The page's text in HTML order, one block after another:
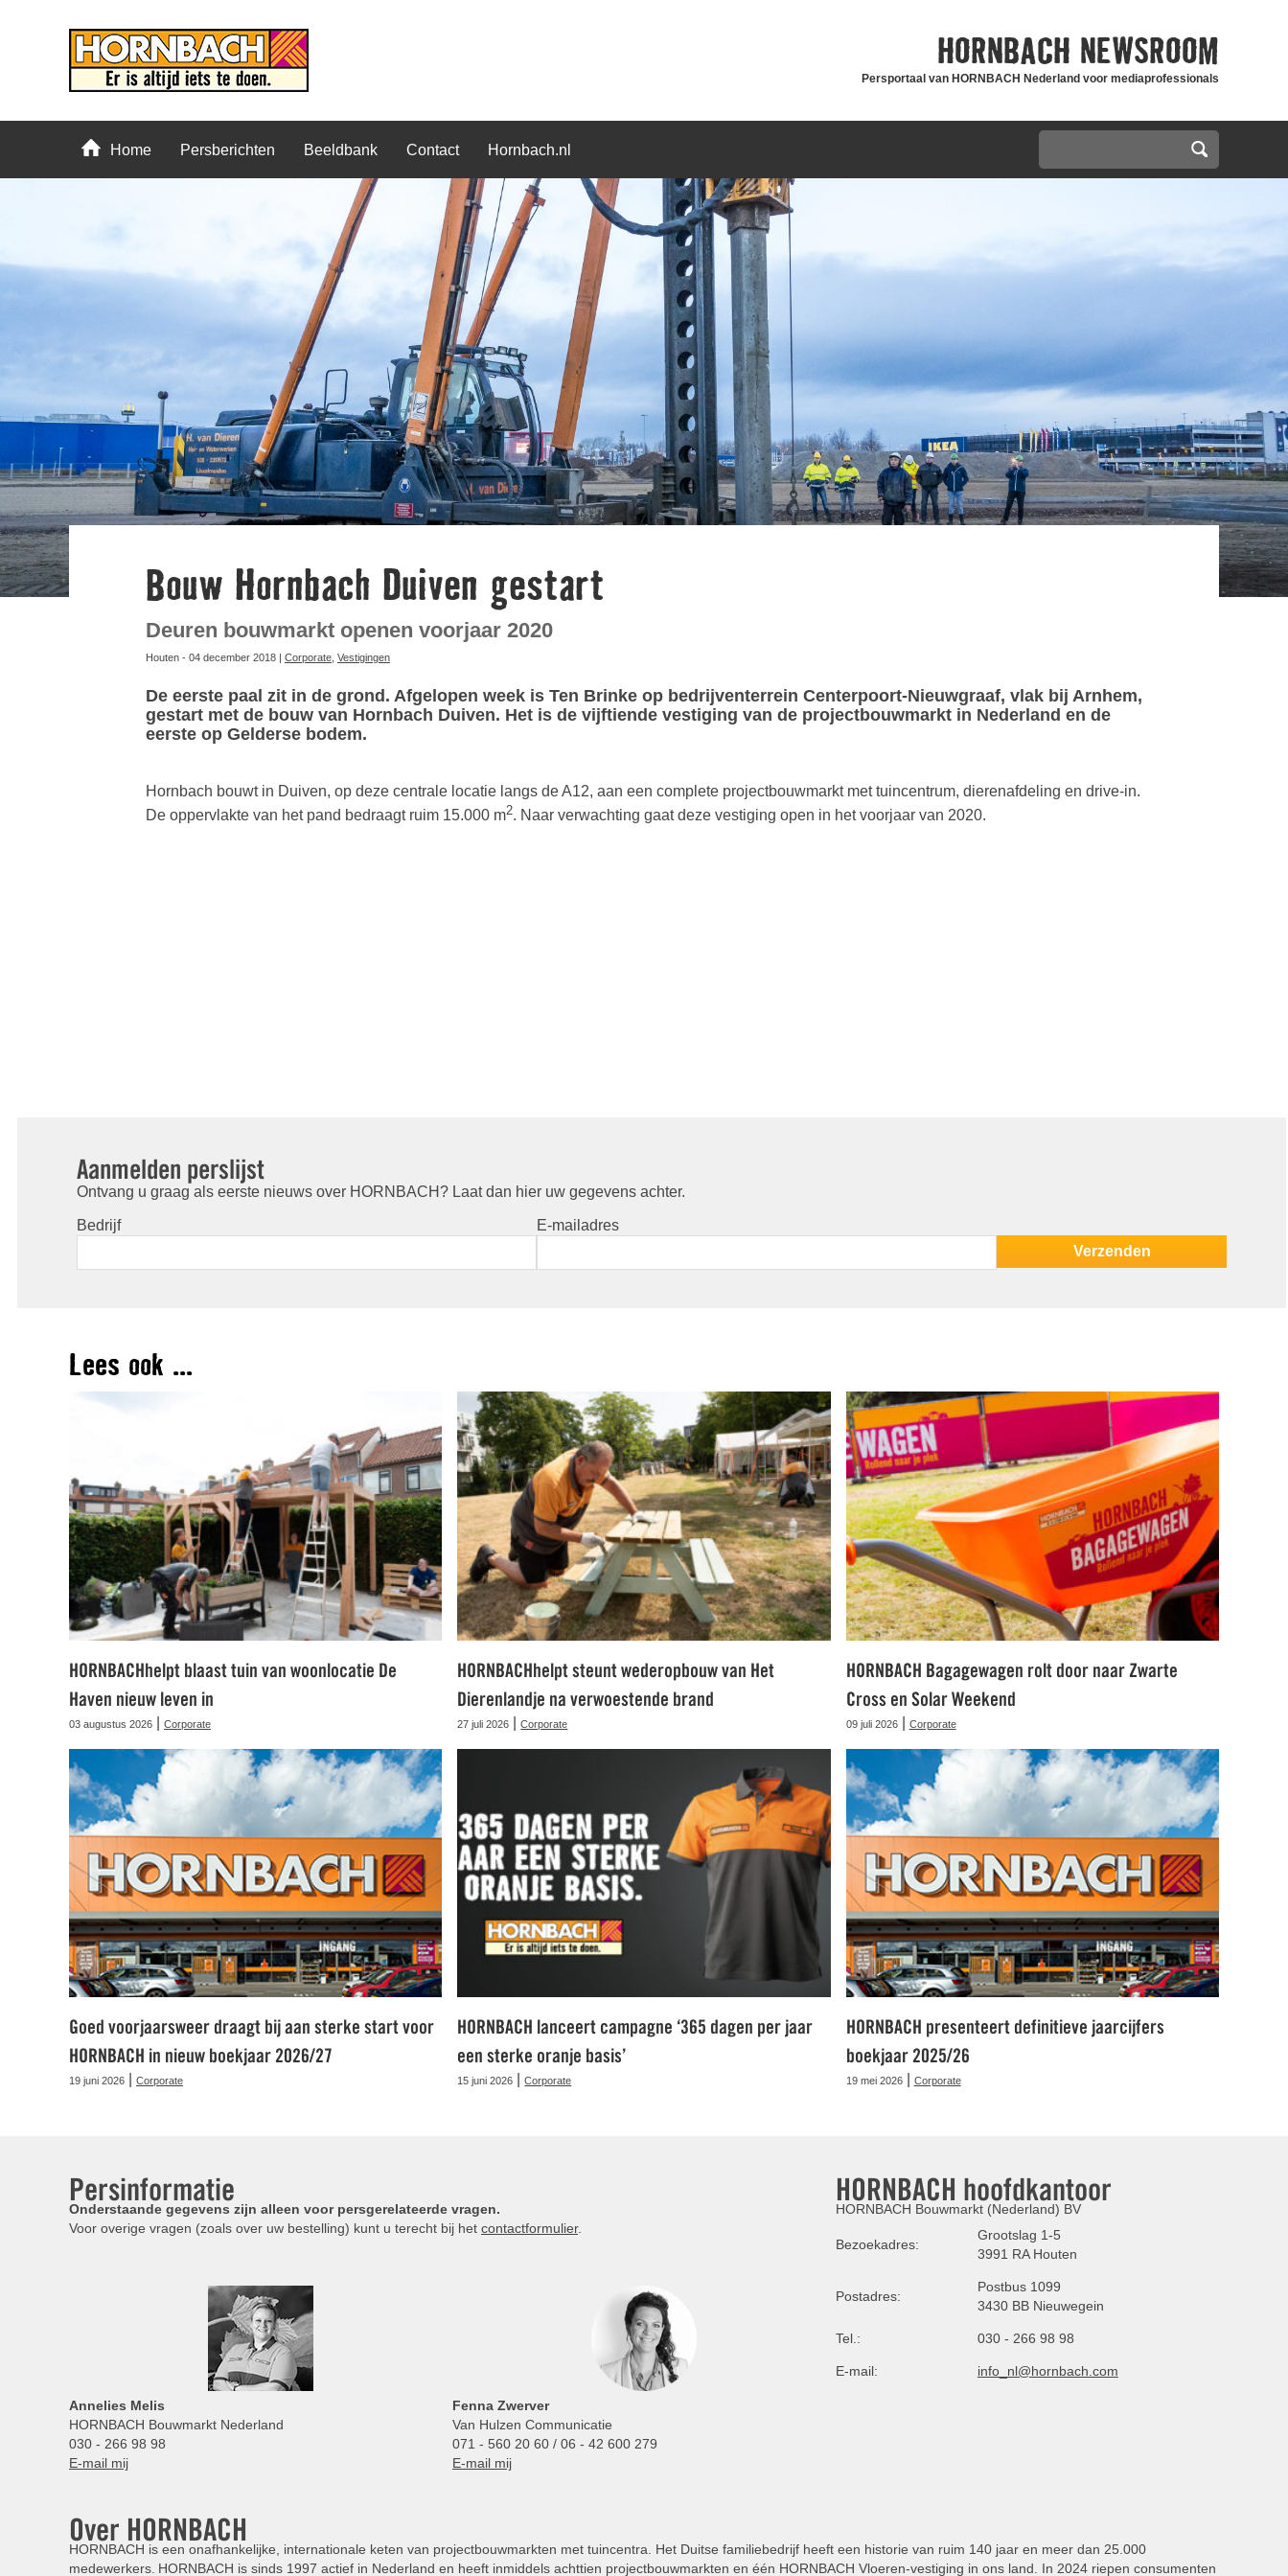
HORNBACH NEWSROOM
Persportaal van HORNBACH Nederland voor mediaprofessionals
Home Persberichten Beeldbank Contact Hornbach.nl
Bouw Hornbach Duiven gestart
Deuren bouwmarkt openen voorjaar 2020
Houten - 04 december 2018 | Corporate Vestigingen
De eerste paal zit in de grond. Afgelopen week is Ten Brinke op bedrijventerrein Centerpoort-Nieuwgraaf, vlak bij Arnhem,
gestart met de bouw van Hornbach Duiven. Het is de vijftiende vestiging van de projectbouwmarkt in Nederland en de
eerste op Gelderse bodem.
Hornbach bouwt in Duiven, op deze centrale locatie langs de A12, aan een complete projectbouwmarkt met tuincentrum, dierenafdeling en drive-in.
De oppervlakte van het pand bedraagt ruim 15.000 m2. Naar verwachting gaat deze vestiging open in het voorjaar van 2020.
Aanmelden perslijst
Ontvang u graag als eerste nieuws over HORNBACH? Laat dan hier uw gegevens achter.
Bedrijf E-mailadres
Lees ook ...
HORNBACHhelpt blaast tuin van woonlocatie De
Haven nieuw leven in
03 augustus 2026 Corporate
HORNBACHhelpt steunt wederopbouw van Het
Dierenlandje na verwoestende brand
27 juli 2026 |Corporate
HORNBACH Bagagewagen rolt door naar Zwarte
Cross en Solar Weekend
09 juli 2026| Corporate
Goed voorjaarsweer draagt bij aan sterke start voor
HORNBACH in nieuw boekjaar 2026/27
19 juni 2026 Corporate
HORNBACH lanceert campagne ‘365 dagen per jaar
een sterke oranje basis’
15 juni 2026 |Corporate
HORNBACH presenteert definitieve jaarcijfers
boekjaar 2025/26
19 mei 2026| Corporate
Persinformatie
Onderstaande gegevens zijn alleen voor persgerelateerde vragen.
Voor overige vragen (zoals over uw bestelling) kunt u terecht bij het contactformulier.
Annelies Melis
HORNBACH Bouwmarkt Nederland
030 - 266 98 98
E-mail mij
Fenna Zwerver
Van Hulzen Communicatie
071 - 560 20 60 / 06 - 42 600 279
E-mail mij
HORNBACH hoofdkantoor
HORNBACH Bouwmarkt (Nederland) BV
Bezoekadres:
Grootslag 1-5
3991 RA Houten
Postadres:
Postbus 1099
3430 BB Nieuwegein
Tel.: 030 - 266 98 98
E-mail: info_nl@hornbach.com
Over HORNBACH
HORNBACH is een onafhankelijke, internationale keten van projectbouwmarkten met tuincentra. Het Duitse familiebedrijf heeft een historie van ruim 140 jaar en meer dan 25.000
medewerkers. HORNBACH is sinds 1997 actief in Nederland en heeft inmiddels achttien projectbouwmarkten en één HORNBACH Vloeren-vestiging in ons land. In 2024 riepen consumenten